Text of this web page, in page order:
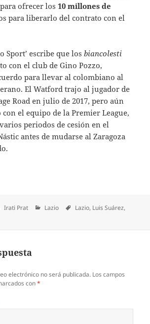
ofrecer los10 millones de
para liberarlo del contrato con el
Sport’ escribe que losbiancolesti
con el club de Gino Pozzo,
para llevar al colombiano al
El Watford trajo al jugador de
Road en julio de 2017, pero aún
el equipo de la Premier League,
periodos de cesión en el
antes de mudarse al Zaragoza
Autor
Irati Prat Categorías
Lazio Etiquetas
Lazio, Luis Suárez,
electrónico no será publicada. Los campos
con*